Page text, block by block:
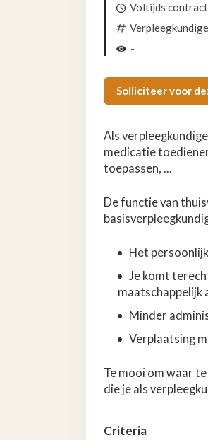
Voltijds contract
Verpleegkundige
-
Solliciteer voor
Als
medicatie
toepassen, ...
De functie van
Het
Je komt
maatschappelijk
Minder
Verplaatsing
Te mooi om waar
die je als
Criteria